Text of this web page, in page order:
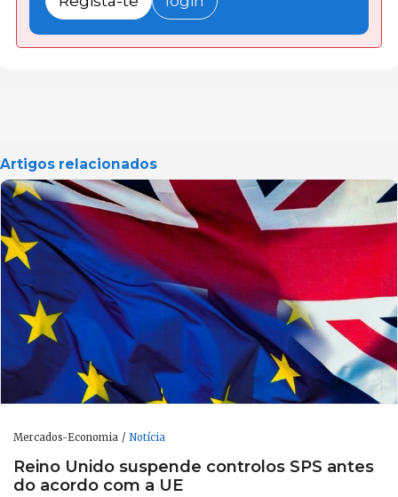
Artigos relacionados
Mercados-Economia Notícia
Reino Unido suspende controlos SPS antes
do acordo com a UE